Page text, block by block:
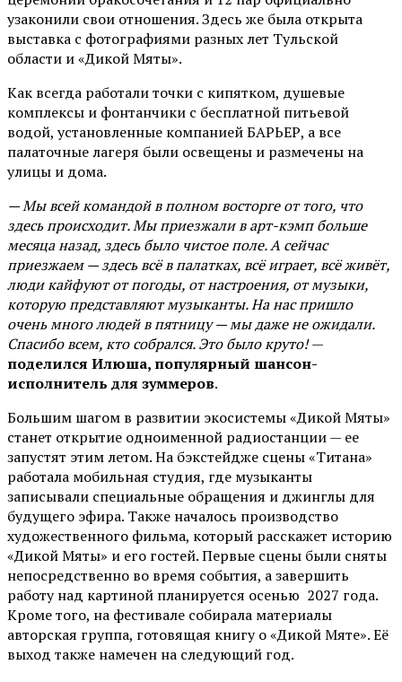
узаконили свои отношения. Здесь же была открыта
выставка с фотографиями разных лет Тульской
области и «Дикой Мяты».
Как всегда работали точки с кипятком, душевые
комплексы и фонтанчики с бесплатной питьевой
водой, установленные компанией БАРЬЕР, а все
палаточные лагеря были освещены и размечены на
улицы и дома.
— Мы всей командой в полном восторге от того, что
здесь происходит. Мы приезжали в арт-кэмп больше
месяца назад, здесь было чистое поле. А сейчас
приезжаем — здесь всё в палатках, всё играет, всё живёт,
люди кайфуют от погоды, от настроения, от музыки,
которую представляют музыканты. На нас пришло
очень много людей в пятницу — мы даже не ожидали.
Спасибо всем, кто собрался. Это было круто!—
поделился Илюша, популярный шансон-
исполнитель для зуммеров.
Большим шагом в развитии экосистемы «Дикой Мяты»
станет открытие одноименной радиостанции — ее
запустят этим летом. На бэкстейдже сцены «Титана»
работала мобильная студия, где музыканты
записывали специальные обращения и джинглы для
будущего эфира. Также началось производство
художественного фильма, который расскажет историю
«Дикой Мяты» и его гостей. Первые сцены были сняты
непосредственно во время события, а завершить
работу над картиной планируется осенью 2027 года.
Кроме того, на фестивале собирала материалы
авторская группа, готовящая книгу о «Дикой Мяте». Её
выход также намечен на следующий год.